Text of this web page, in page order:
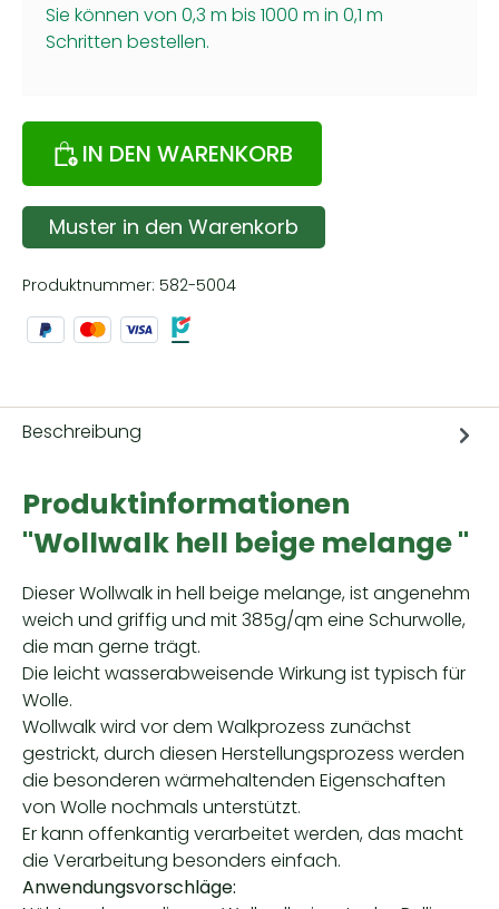
Sie können von 0,3 m bis 1000 m in 0,1 m
Schritten bestellen.
IN DEN WARENKORB
Muster in den Warenkorb
Produktnummer: 582-5004
Beschreibung
Produktinformationen
"Wollwalk hell beige melange "
Dieser Wollwalk in hell beige melange, ist angenehm
weich und griffig und mit 385g/qm eine Schurwolle,
die man gerne trägt.
Die leicht wasserabweisende Wirkung ist typisch für
Wolle.
Wollwalk wird vor dem Walkprozess zunächst
gestrickt, durch diesen Herstellungsprozess werden
die besonderen wärmehaltenden Eigenschaften
von Wolle nochmals unterstützt.
Er kann offenkantig verarbeitet werden, das macht
die Verarbeitung besonders einfach.
Anwendungsvorschläge: